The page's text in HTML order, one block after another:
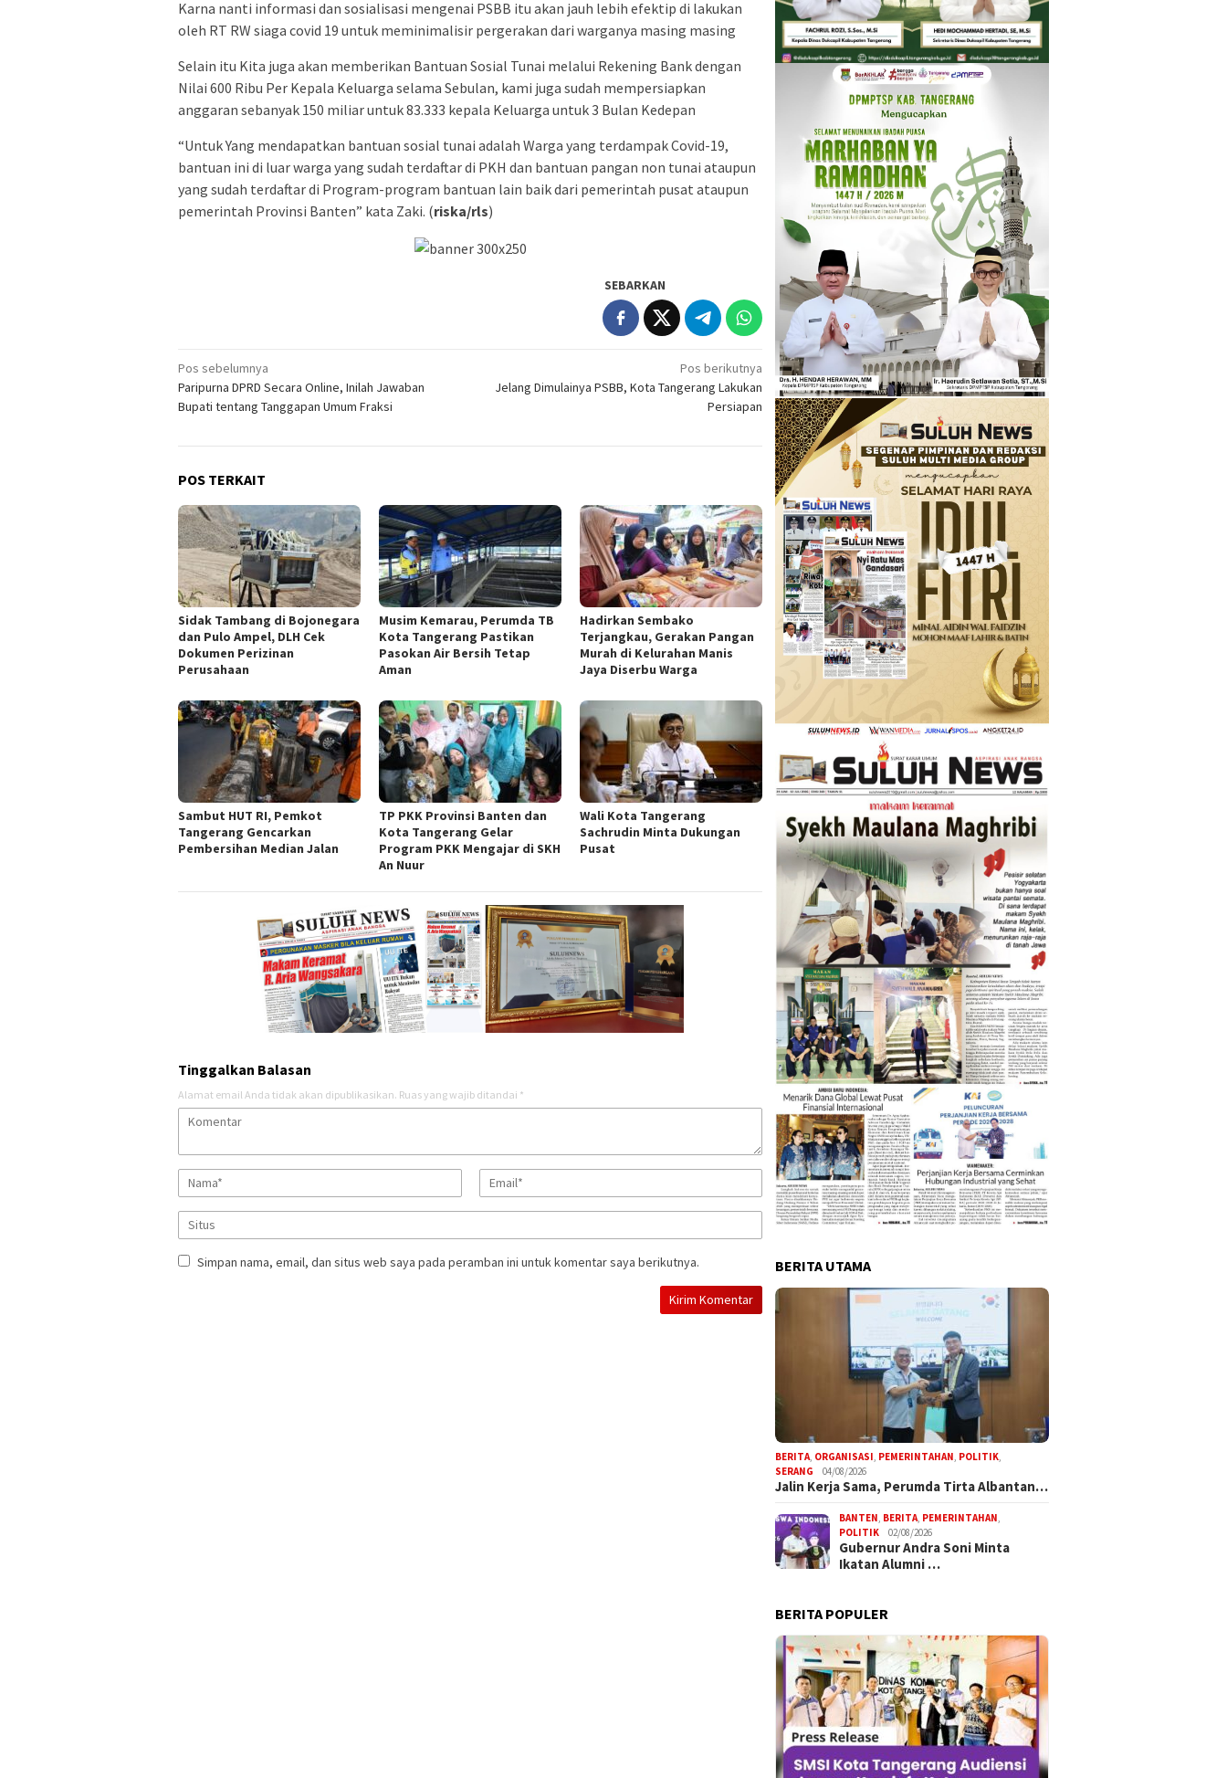
Karna nanti informasi dan sosialisasi mengenai PSBB itu akan jauh lebih efektip di lakukan
oleh RT RW siaga covid 19 untuk meminimalisir pergerakan dari warganya masing masing
Selain itu Kita juga akan memberikan Bantuan Sosial Tunai melalui Rekening Bank dengan
Nilai 600 Ribu Per Kepala Keluarga selama Sebulan, kami juga sudah mempersiapkan
anggaran sebanyak 150 miliar untuk 83.333 kepala Keluarga untuk 3 Bulan Kedepan
“Untuk Yang mendapatkan bantuan sosial tunai adalah Warga yang terdampak Covid-19,
bantuan ini di luar warga yang sudah terdaftar di PKH dan bantuan pangan non tunai ataupun
yang sudah terdaftar di Program-program bantuan lain baik dari pemerintah pusat ataupun
pemerintah Provinsi Banten” kata Zaki. (riska/rls)
SEBARKAN
Navigasi
pos
Pos sebelumnya
Paripurna DPRD Secara Online, Inilah Jawaban
Bupati tentang Tanggapan Umum Fraksi
Pos berikutnya
Jelang Dimulainya PSBB, Kota Tangerang Lakukan
Persiapan
POS TERKAIT
Sidak Tambang di Bojonegara
dan Pulo Ampel, DLH Cek
Dokumen Perizinan
Perusahaan
Musim Kemarau, Perumda TB
Kota Tangerang Pastikan
Pasokan Air Bersih Tetap
Aman
Hadirkan Sembako
Terjangkau, Gerakan Pangan
Murah di Kelurahan Manis
Jaya Diserbu Warga
Sambut HUT RI, Pemkot
Tangerang Gencarkan
Pembersihan Median Jalan
TP PKK Provinsi Banten dan
Kota Tangerang Gelar
Program PKK Mengajar di SKH
An Nuur
Wali Kota Tangerang
Sachrudin Minta Dukungan
Pusat
Tinggalkan Balasan
Alamat email Anda tidak akan dipublikasikan. Ruas yang wajib ditandai *
Simpan nama, email, dan situs web saya pada peramban ini untuk komentar saya berikutnya. BERITA UTAMA
BERITA, ORGANISASI, PEMERINTAHAN, POLITIK,
SERANG
04/08/2026
Jalin Kerja Sama, Perumda Tirta Albantan…
BANTEN, BERITA, PEMERINTAHAN,
POLITIK
02/08/2026
Gubernur Andra Soni Minta
Ikatan Alumni …
BERITA POPULER